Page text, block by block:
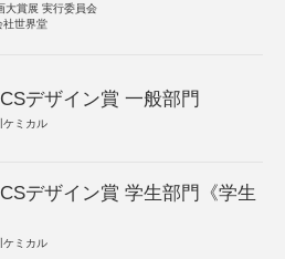
大賞展 実行委員会
社世界堂
デザイン賞 一般部門
ケミカル
デザイン賞 学生部門《学生
ケミカル